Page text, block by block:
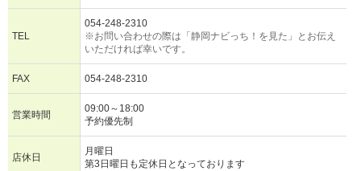
TEL
054-248-2310
※お問い合わせの際は「静岡ナビっち！を見た」とお伝え
いただければ幸いです。
FAX 054-248-2310
営業時間
09:00～18:00
予約優先制
店休日
月曜日
第3日曜日も定休日となっております